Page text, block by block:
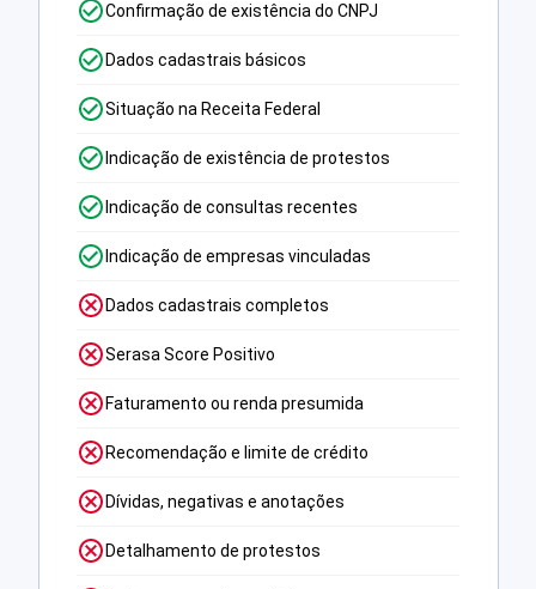
Confirmação de existência do CNPJ
Dados cadastrais básicos
Situação na Receita Federal
Indicação de existência de protestos
Indicação de consultas recentes
Indicação de empresas vinculadas
Dados cadastrais completos
Serasa Score Positivo
Faturamento ou renda presumida
Recomendação e limite de crédito
Dívidas, negativas e anotações
Detalhamento de protestos